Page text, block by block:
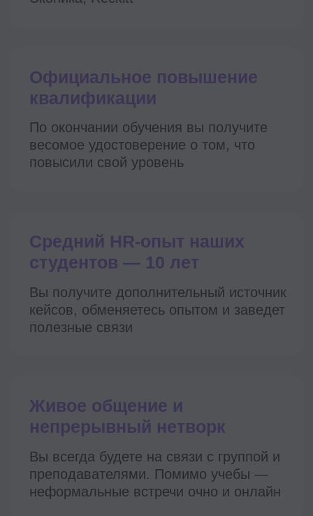
В номинации «Лучшая
платформа для обучения в
области подбора персонала»
Sk
А еще у нас есть лицензия
на образовательную деятельность
III
В номинации «Технологическое
решение года» в премии
«Хрустальная Пирамида»